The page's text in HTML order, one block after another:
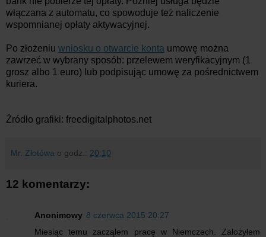
włączana z automatu, co spowoduje też naliczenie
wspomnianej opłaty aktywacyjnej.
Po złożeniu wniosku o otwarcie konta umowę można
zawrzeć w wybrany sposób: przelewem weryfikacyjnym (1
grosz albo 1 euro) lub podpisując umowę za pośrednictwem
kuriera.
Źródło grafiki: freedigitalphotos.net
Mr. Złotówa o godz.: 20:10
12 komentarzy:
Anonimowy 8 czerwca 2015 20:27
Miesiąc temu zacząłem pracę w Niemczech. Założyłem